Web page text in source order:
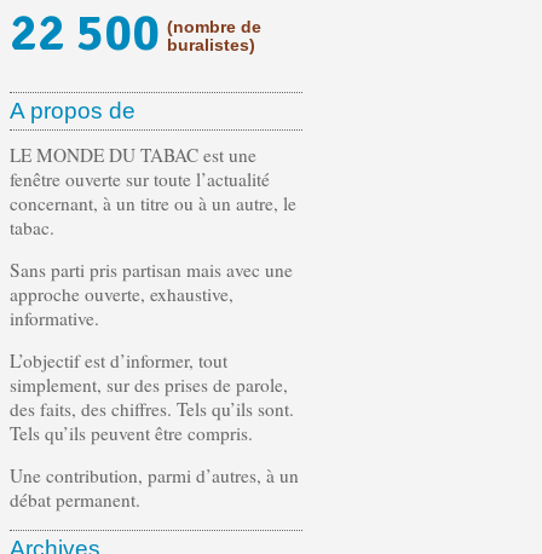
22 500 (nombre de
buralistes)
A propos de
LE MONDE DU TABAC est une
fenêtre ouverte sur toute l’actualité
concernant, à un titre ou à un autre, le
tabac.
Sans parti pris partisan mais avec une
approche ouverte, exhaustive,
informative.
L’objectif est d’informer, tout
simplement, sur des prises de parole,
des faits, des chiffres. Tels qu’ils sont.
Tels qu’ils peuvent être compris.
Une contribution, parmi d’autres, à un
débat permanent.
Archives